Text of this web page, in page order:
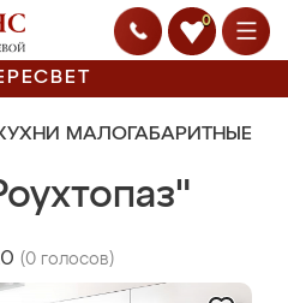
0
МАЛОГАБАРИТНЫЕ
(0 голосов)